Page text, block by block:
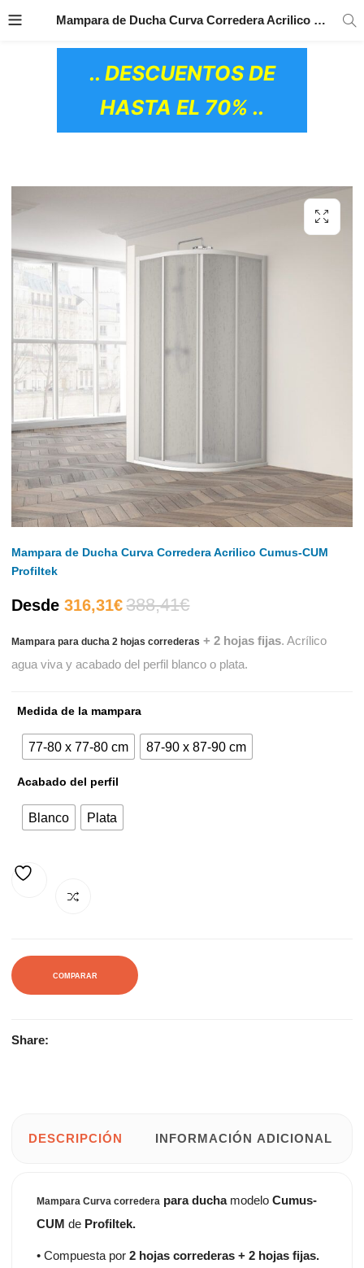
CERÁMICOS)
PRODUCTOS
.. DESCUENTOS DE
HASTA EL 70% ..
Mampara de Ducha Curva Corredera Acrilico Cumus-CUM Profiltek
Mampara de Ducha Curva Corredera Acrilico Cumus-CUM
Profiltek
Desde 316,31€El
precio
388,41€El
precio
Mampara para ducha 2 hojas correderas + 2 hojas fijas. Acrílico
agua viva y acabado del perfil blanco o plata.
Medida de la mampara
77-80 x 77-80 cm 87-90 x 87-90 cm
Acabado del perfil
Blanco Plata
COMPARAR
Share:
DESCRIPCIÓN INFORMACIÓN ADICIONAL
Mampara Curva corredera para duchamodeloCumus-
CUM de Profiltek.
• Compuesta por2 hojas correderas + 2 hojas fijas.